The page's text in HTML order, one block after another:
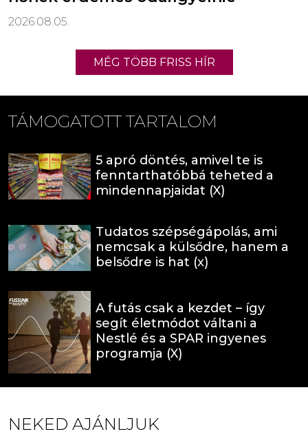
2026.08.05.
MÉG TÖBB FRISS HÍR
TÁMOGATOTT TARTALOM
5 apró döntés, amivel te is
fenntarthatóbbá teheted a
mindennapjaidat (X)
Tudatos szépségápolás, ami
nemcsak a külsődre, hanem a
belsődre is hat (x)
A futás csak a kezdet – így
segít életmódot váltani a
Nestlé és a SPAR ingyenes
programja (X)
NEKED AJÁNLJUK